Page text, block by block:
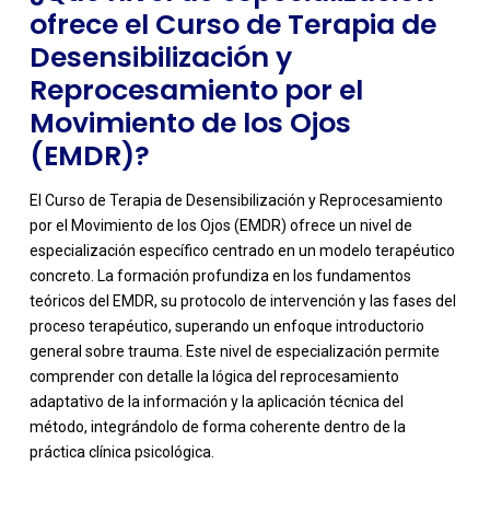
ofrece el Curso de Terapia de
Desensibilización y
Reprocesamiento por el
Movimiento de los Ojos
(EMDR)?
El Curso de Terapia de Desensibilización y Reprocesamiento
por el Movimiento de los Ojos (EMDR) ofrece un nivel de
especialización específico centrado en un modelo terapéutico
concreto. La formación profundiza en los fundamentos
teóricos del EMDR, su protocolo de intervención y las fases del
proceso terapéutico, superando un enfoque introductorio
general sobre trauma. Este nivel de especialización permite
comprender con detalle la lógica del reprocesamiento
adaptativo de la información y la aplicación técnica del
método, integrándolo de forma coherente dentro de la
práctica clínica psicológica.
-